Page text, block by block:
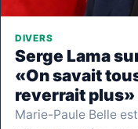
DIVERS
Serge Lama
«On savait
reverrait plus»
Marie-Paule Belle